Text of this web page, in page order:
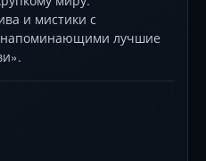
и мистики с
напоминающими лучшие